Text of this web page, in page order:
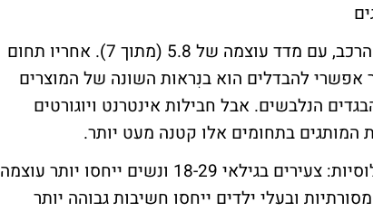
ההשפעה החזקה ביותר של מותגים קיימת בתחום הרכב, עם מדד עוצמה של 5.8 (מתוך 7). אחריו תחום
התקשורת (5.2) והמזון (5.1). הסבר אפשרי להבדלים הוא בנִראוּת השונה של המוצרים
הנלבשים. אבל חבילות אינטרנט ויוגורטים
המותגים בתחומים אלו קטנה מעט יותר.
גם בנושא זה נמצאו, כמובן, הבדלים בין סוגי האוכלוסיות: צעירים בגילאי 18-29 ונשים ייחסו יותר עוצמה
ובעלי ילדים ייחסו חשיבות גבוהה יותר